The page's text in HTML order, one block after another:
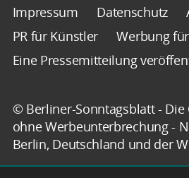
Impressum
Datenschutz
PR für Künstler
Werbung
Eine Pressemitteilung
© Berliner-Sonntagsblatt - Die
ohne Werbeunterbrechung -
Berlin, Deutschland und der